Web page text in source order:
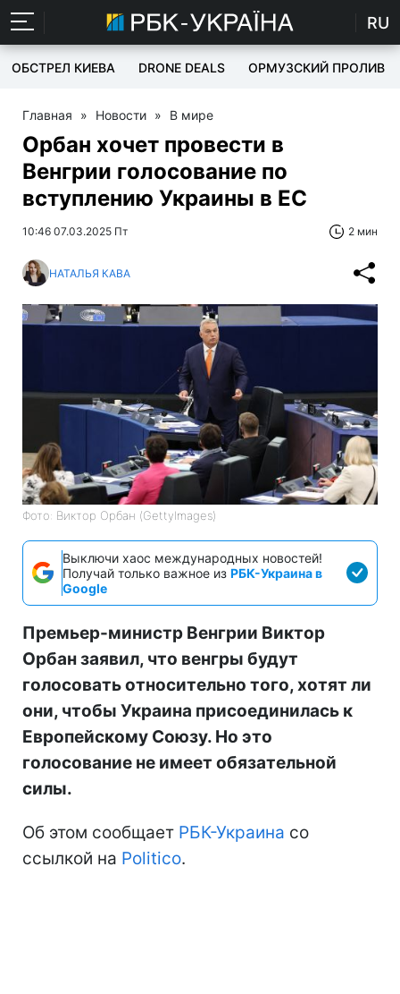
RU
ОБСТРЕЛ КИЕВА DRONE DEALS ОРМУЗСКИЙ ПРОЛИВ
Главная » Новости » В мире
Орбан хочет провести в
Венгрии голосование по
вступлению Украины в ЕС
10:46 07.03.2025 Пт 2 мин
НАТАЛЬЯ КАВА
Фото: Виктор Орбан (GettyImagеs)
Выключи хаос международных новостей!
Получай только важное из РБК-Украина в
Google
Премьер-министр Венгрии Виктор
Орбан заявил, что венгры будут
голосовать относительно того, хотят ли
они, чтобы Украина присоединилась к
Европейскому Союзу. Но это
голосование не имеет обязательной
силы.
Об этом сообщает РБК-Украина со
ссылкой на Politico.